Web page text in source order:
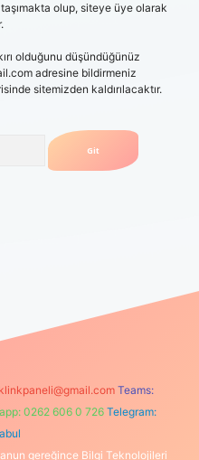
olup, siteye üye olarak
olduğunu düşündüğünüz
adresine bildirmeniz
sitemizden kaldırılacaktır.
elexbet giriş
Teams:
0262 606 0 726 Telegram:
gereğince Bilgi Teknolojileri